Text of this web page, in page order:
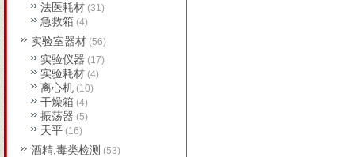
法医耗材 (31)
急救箱 (4)
实验室器材 (56)
实验仪器 (17)
实验耗材 (4)
离心机 (10)
干燥箱 (4)
振荡器 (5)
天平 (16)
酒精,毒类检测 (53)